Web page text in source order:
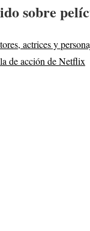
sobre
actrices y
de acción de Netflix